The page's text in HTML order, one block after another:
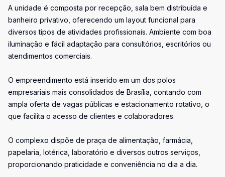
A unidade é composta por recepção, sala bem distribuída e
banheiro privativo, oferecendo um layout funcional para
diversos tipos de atividades profissionais. Ambiente com boa
iluminação e fácil adaptação para consultórios, escritórios ou
atendimentos comerciais.
O empreendimento está inserido em um dos polos
empresariais mais consolidados de Brasília, contando com
ampla oferta de vagas públicas e estacionamento rotativo, o
que facilita o acesso de clientes e colaboradores.
O complexo dispõe de praça de alimentação, farmácia,
papelaria, lotérica, laboratório e diversos outros serviços,
proporcionando praticidade e conveniência no dia a dia.